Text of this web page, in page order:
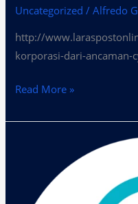
Uncategorized /Alfredo
http://
korporasi-dari-ancaman-
Read More »
Dominasi
Penyebab